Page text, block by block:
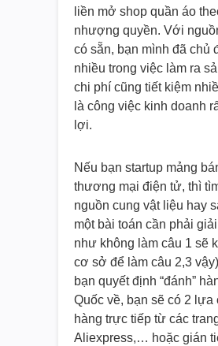
liền mở shop quần áo
nhượng quyền. Với
có sẵn, bạn mình đã chủ
nhiều trong việc làm ra
chi phí cũng tiết kiệm
là công việc kinh doanh
lợi.
Nếu bạn startup mảng
thương mại điện tử, thì
nguồn cung vật liệu hay
một bài toán cần phải
như không làm câu 1 sẽ
cơ sở để làm câu 2,3
bạn quyết định “đánh”
Quốc về, bạn sẽ có 2 lựa
hàng trực tiếp từ các
Aliexpress,… hoặc gián